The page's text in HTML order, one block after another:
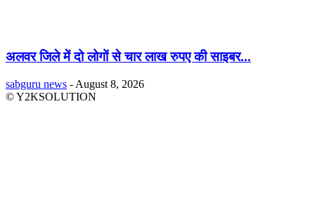
अलवर जिले में दो लोगों से चार लाख रुपए की साइबर...
sabguru news - August 8, 2026
© Y2KSOLUTION